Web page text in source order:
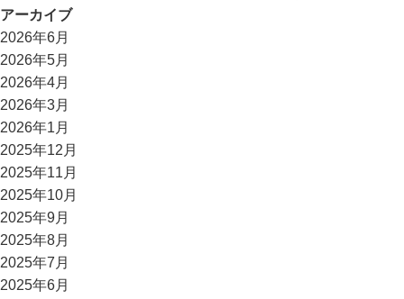
アーカイブ
2026年6月
2026年5月
2026年4月
2026年3月
2026年1月
2025年12月
2025年11月
2025年10月
2025年9月
2025年8月
2025年7月
2025年6月